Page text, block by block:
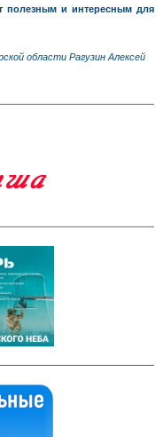
полезным и интересным для
области Рагузин Алексей